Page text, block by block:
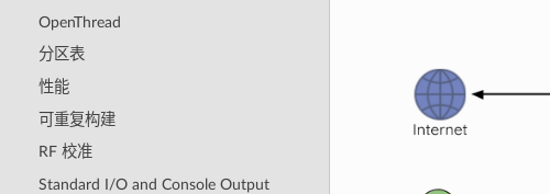
OpenThread
分区表
性能
可重复构建
RF 校准
Standard I/O and Console Output